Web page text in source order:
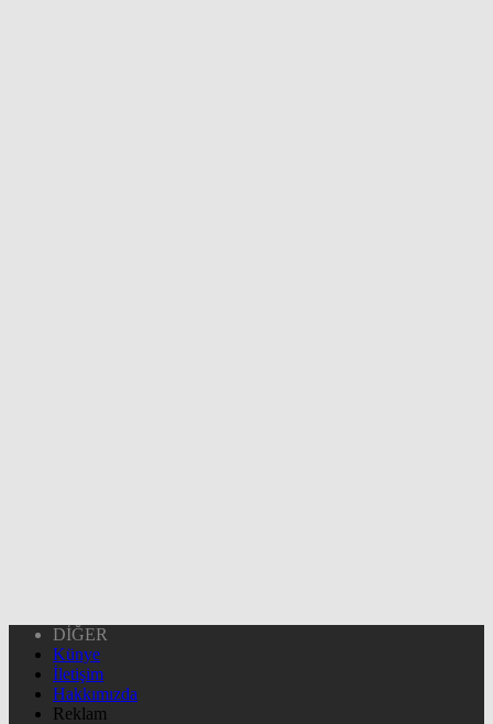
DİĞER
Künye
İletişim
Hakkımızda
Reklam